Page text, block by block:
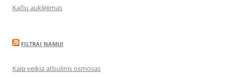
Kačių auklėjimas
FILTRAI NAMUI
Kaip veikia atbulinis osmosas